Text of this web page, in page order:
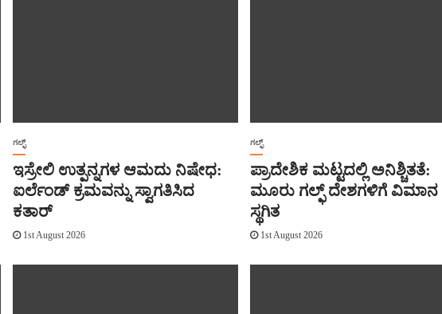
ಗಲ್ಫ್
ಇಸ್ರೇಲಿ ಉತ್ಪನ್ನಗಳ ಆಮದು ನಿಷೇಧ:
ಐರ್ಲೆಂಡ್ ಕ್ರಮವನ್ನು ಸ್ವಾಗತಿಸಿದ
ಕತಾರ್
1st August 2026
ಗಲ್ಫ್
ಪ್ರಾದೇಶಿಕ ಮಟ್ಟದಲ್ಲಿ ಅನಿಶ್ಚಿತತೆ:
ಮೂರು ಗಲ್ಫ್ ದೇಶಗಳಿಗೆ ವಿಮಾನ
ಸ್ಥಗಿತ
1st August 2026